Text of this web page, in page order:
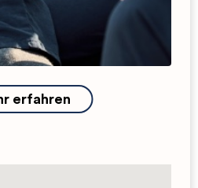
erfahren
Claims
Prototypen
(IT)